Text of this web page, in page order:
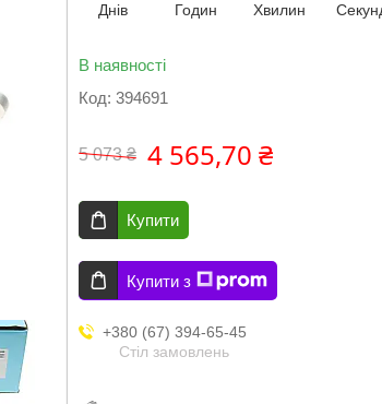
Днів Годин Хвилин
В наявності
Код: 394691
5 073 ₴ 4 565,70 ₴
Купити
Купити з
+380 (67) 394-65-45
Стіл замовлень